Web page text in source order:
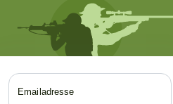
Emailadresse